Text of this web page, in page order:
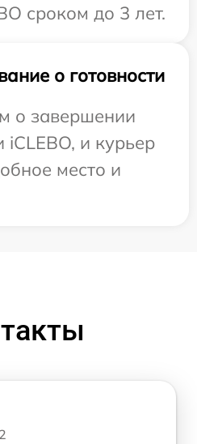
сроком до 3 лет.
о готовности
о завершении
iCLEBO, и курьер
место и